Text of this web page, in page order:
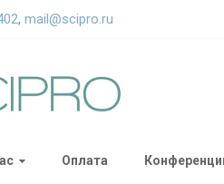
, mail@scipro.ru
Оплата